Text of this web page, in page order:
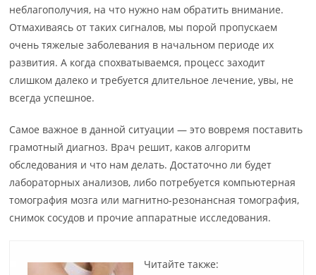
неблагополучия, на что нужно нам обратить внимание.
Отмахиваясь от таких сигналов, мы порой пропускаем
очень тяжелые заболевания в начальном периоде их
развития. А когда спохватываемся, процесс заходит
слишком далеко и требуется длительное лечение, увы, не
всегда успешное.
Самое важное в данной ситуации — это вовремя поставить
грамотный диагноз. Врач решит, каков алгоритм
обследования и что нам делать. Достаточно ли будет
лабораторных анализов, либо потребуется компьютерная
томография мозга или магнитно-резонансная томография,
снимок сосудов и прочие аппаратные исследования.
Читайте также: